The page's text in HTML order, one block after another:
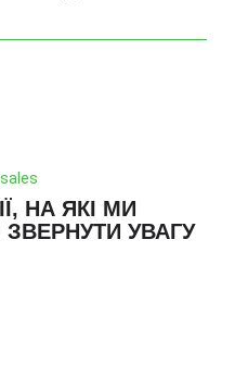
НА ЯКІ МИ
УВАГУ